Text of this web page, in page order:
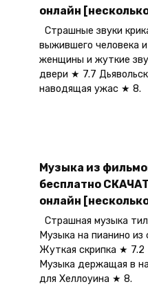
онлайн
Страшные звуки
выжившего человека
женщины и жуткие
двери ★ 7.7
наводящая ужас ★ 8.
Музыка из
бесплатно
онлайн
Страшная музыка
Музыка на пианино
Жуткая скрипка ★
Музыка держащая в
для Хеллоуина ★ 8.